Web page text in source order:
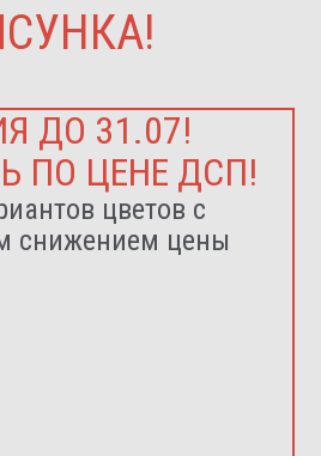
ДО 31.07!
ПО ЦЕНЕ ДСП!
цветов с
снижением цены